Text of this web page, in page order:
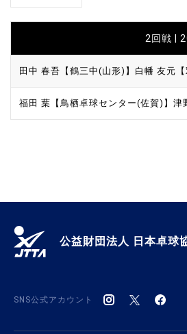
2回戦 |
田中 春吾【鶴三中(山形)】 白幡 友元
福田 葉【鳥栖卓球センター(佐賀)】 津
公益財団法人 日本卓球
SNS公式アカウント